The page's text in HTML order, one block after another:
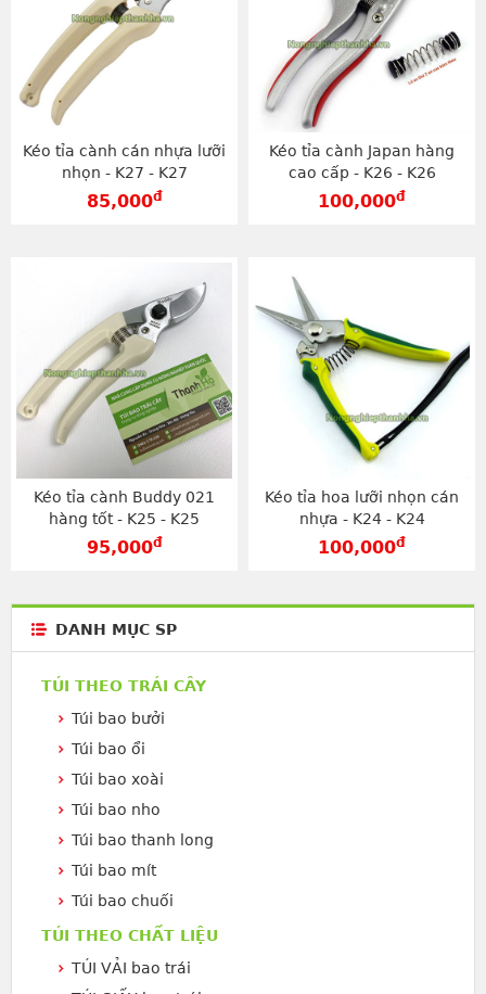
Kéo tỉa cành cán nhựa lưỡi
nhọn - K27 - K27
85,000đ
Kéo tỉa cành Japan hàng
cao cấp - K26 - K26
100,000đ
Kéo tỉa cành Buddy 021
hàng tốt - K25 - K25
95,000đ
Kéo tỉa hoa lưỡi nhọn cán
nhựa - K24 - K24
100,000đ
DANH MỤC SP
TÚI THEO TRÁI CÂY
Túi bao bưởi
Túi bao ổi
Túi bao xoài
Túi bao nho
Túi bao thanh long
Túi bao mít
Túi bao chuối
TÚI THEO CHẤT LIỆU
TÚI VẢI bao trái